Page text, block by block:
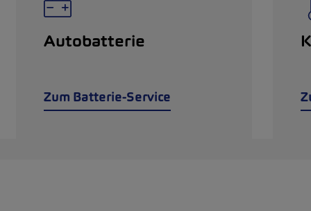
Autobatterie
Zum Batterie-Service